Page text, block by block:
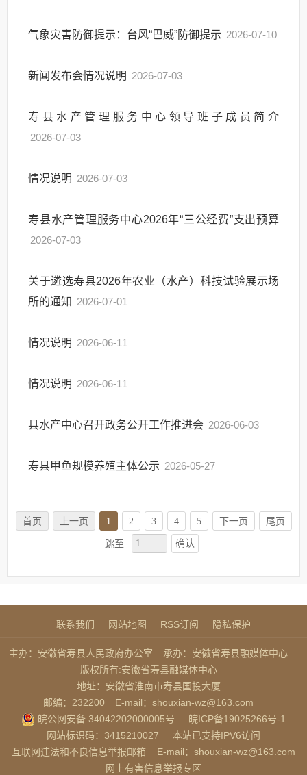
气象灾害防御提示：台风“巴威”防御提示 2026-07-10
新闻发布会情况说明 2026-07-03
寿县水产管理服务中心领导班子成员简介
2026-07-03
情况说明 2026-07-03
寿县水产管理服务中心2026年“三公经费”支出预算
2026-07-03
关于遴选寿县2026年农业（水产）科技试验展示场
所的通知 2026-07-01
情况说明 2026-06-11
情况说明 2026-06-11
县水产中心召开政务公开工作推进会 2026-06-03
寿县甲鱼规模养殖主体公示 2026-05-27
首页 上一页 1 2 3 4 5 下一页 尾页
跳至 确认
联系我们 网站地图 RSS订阅 隐私保护
主办：安徽省寿县人民政府办公室
承办：安徽省寿县融媒体中心
版权所有:安徽省寿县融媒体中心
地址：安徽省淮南市寿县国投大厦
邮编：232200
E-mail：shouxian-wz@163.com
皖公网安备 34042202000005号
皖ICP备19025266号-1
网站标识码：3415210027
本站已支持IPV6访问
互联网违法和不良信息举报邮箱
E-mail：shouxian-wz@163.com
网上有害信息举报专区